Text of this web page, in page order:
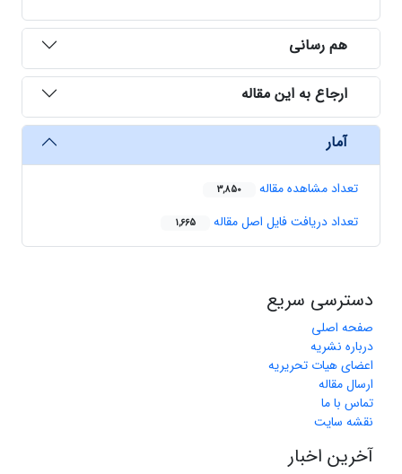
هم رسانی
ارجاع به این مقاله
آمار
تعداد مشاهده مقاله 3,850
تعداد دریافت فایل اصل مقاله 1,665
دسترسی سریع
صفحه اصلی
درباره نشریه
اعضای هیات تحریریه
ارسال مقاله
تماس با ما
نقشه سایت
آخرین اخبار